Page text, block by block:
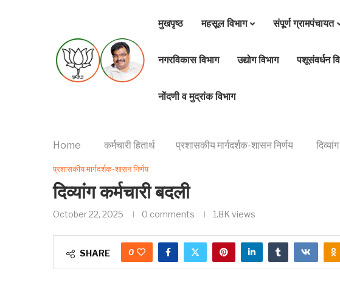
मुखपृष्ठ महसूल विभाग संपूर्ण ग्रामपंचायत
नगरविकास विभाग उद्योग विभाग पशूसंवर्धन
नोंदणी व मुद्रांक विभाग
Home कर्मचारी हितार्थ प्रशासकीय मार्गदर्शक-शासन निर्णय
प्रशासकीय मार्गदर्शक-शासन निर्णय
दिव्यांग कर्मचारी बदली
October 22, 2025 0 comments 1.8K views
SHARE 0